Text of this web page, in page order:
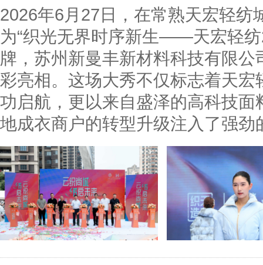
2026年6月27日，在常熟天宏轻纺
为“织光无界时序新生——天宏轻
牌，苏州新曼丰新材料科技有限
彩亮相。这场大秀不仅标志着天
功启航，更以来自盛泽的高科技
地成衣商户的转型升级注入了强